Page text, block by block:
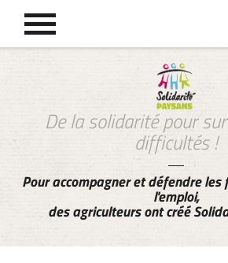
De la solidarité pour
difficultés !
Pour accompagner et défendre les
l'emploi,
des agriculteurs ont créé